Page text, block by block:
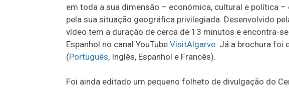
em toda a sua dimensão – económica, cultural e política –
pela sua situação geográfica privilegiada. Desenvolvido
vídeo tem a duração de cerca de 13 minutos e encontra-
Espanhol no canal YouTube VisitAlgarve. Já a brochura foi
(Português, Inglês, Espanhol e Francês).
Foi ainda editado um pequeno folheto de divulgação do